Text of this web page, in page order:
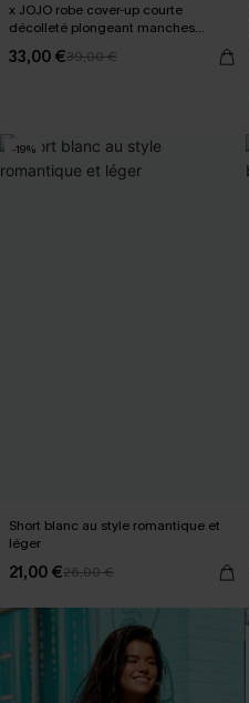
x JOJO robe cover-up courte
décolleté plongeant manches
33,00 €39,00 €
-19%
Short blanc au style romantique et
léger
21,00 €26,00 €